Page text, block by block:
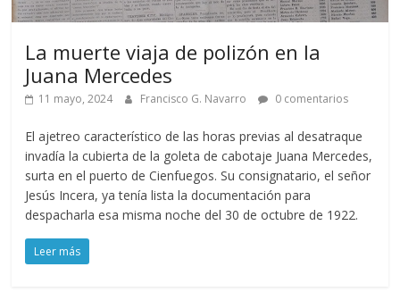
La muerte viaja de polizón en la
Juana Mercedes
11 mayo, 2024 Francisco G. Navarro 0 comentarios
El ajetreo característico de las horas previas al desatraque
invadía la cubierta de la goleta de cabotaje Juana Mercedes,
surta en el puerto de Cienfuegos. Su consignatario, el señor
Jesús Incera, ya tenía lista la documentación para
despacharla esa misma noche del 30 de octubre de 1922.
Leer más